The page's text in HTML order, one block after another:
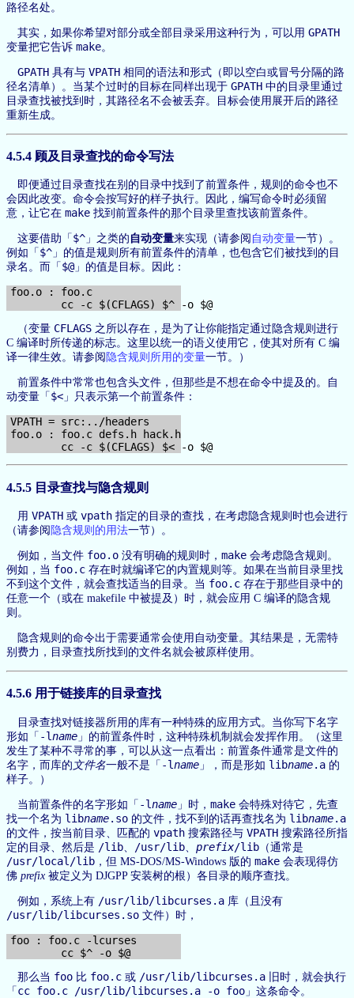
路径名处。
其实，如果你希望对部分或全部目录采用这种行为，可以用 GPATH
变量把它告诉 make。
GPATH 具有与 VPATH 相同的语法和形式（即以空白或冒号分隔的路
径名清单）。当某个过时的目标在同样出现于 GPATH 中的目录里通过
目录查找被找到时，其路径名不会被丢弃。目标会使用展开后的路径
重新生成。
4.5.4 顾及目录查找的命令写法
即便通过目录查找在别的目录中找到了前置条件，规则的命令也不
会因此改变。命令会按写好的样子执行。因此，编写命令时必须留
意，让它在 make 找到前置条件的那个目录里查找该前置条件。
这要借助「 $^ 」之类的 自动变量来实现（请参阅 自动变量一节）。
例如「 $^ 」的值是规则所有前置条件的清单，也包含它们被找到的目
录名。而「 $@ 」的值是目标。因此：
foo.o : foo.c
（变量 CFLAGS 之所以存在，是为了让你能指定通过隐含规则进行
C 编译时所传递的标志。这里以统一的语义使用它，使其对所有 C 编
译一律生效。请参阅 隐含规则所用的变量一节。）
前置条件中常常也包含头文件，但那些是不想在命令中提及的。自
动变量「 $< 」只表示第一个前置条件：
VPATH = src:../headers
foo.o : foo.c defs.h hack.h
4.5.5 目录查找与隐含规则
用 VPATH 或 vpath 指定的目录的查找，在考虑隐含规则时也会进行
（请参阅 隐含规则的用法一节）。
例如，当文件 foo.o 没有明确的规则时， make 会考虑隐含规则。
例如，当 foo.c 存在时就编译它的内置规则等。如果在当前目录里找
不到这个文件，就会查找适当的目录。当 foo.c 存在于那些目录中的
任意一个（或在 makefile 中被提及）时，就会应用 C 编译的隐含规
则。
隐含规则的命令出于需要通常会使用自动变量。其结果是，无需特
别费力，目录查找所找到的文件名就会被原样使用。
4.5.6 用于链接库的目录查找
目录查找对链接器所用的库有一种特殊的应用方式。当你写下名字
形如「 -lname 」的前置条件时，这种特殊机制就会发挥作用。（这里
发生了某种不寻常的事，可以从这一点看出：前置条件通常是文件的
名字，而库的 文件名一般不是「 -lname 」，而是形如 libname.a 的
样子。）
当前置条件的名字形如「 -lname 」时， make 会特殊对待它，先查
找一个名为 libname.so 的文件，找不到的话再查找名为 libname.a
的文件，按当前目录、匹配的 vpath 搜索路径与 VPATH 搜索路径所指
定的目录、然后是 /lib /usr/lib prefix/lib （通常是
/usr/local/lib ，但 MS-DOS/MS-Windows 版的 make 会表现得仿
佛 prefix 被定义为 DJGPP 安装树的根）各目录的顺序查找。
例如，系统上有 /usr/lib/libcurses.a 库（且没有
/usr/lib/libcurses.so 文件）时，
foo : foo.c -lcurses
那么当 foo 比 foo.c 或 /usr/lib/libcurses.a 旧时，就会执行
「 cc foo.c /usr/lib/libcurses.a -o foo 」这条命令。